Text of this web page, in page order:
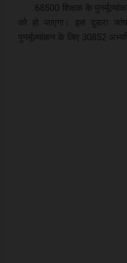
68500 शिक्षक के पुनर्मूल्यांकन
को हो जाएगा। इस दुबारा
पुनर्मूल्यांकन के लिए 30852